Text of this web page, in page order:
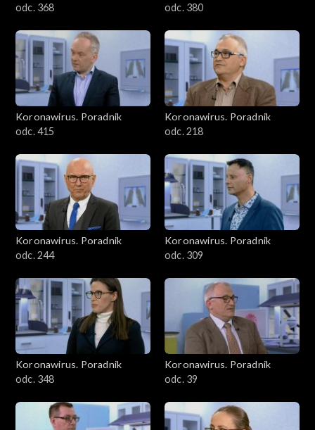
odc. 368
odc. 380
Koronawirus. Poradnik
odc. 415
Koronawirus. Poradnik
odc. 218
Koronawirus. Poradnik
odc. 244
Koronawirus. Poradnik
odc. 309
Koronawirus. Poradnik
odc. 348
Koronawirus. Poradnik
odc. 39